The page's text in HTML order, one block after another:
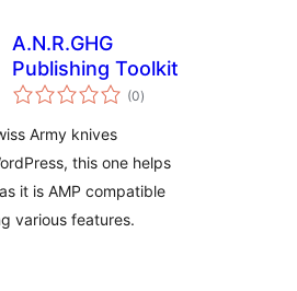
A.N.R.GHG
Publishing Toolkit
(0གདེང་
འཇོག་
)
Army knives
this one helps
it is AMP compatible
various features.